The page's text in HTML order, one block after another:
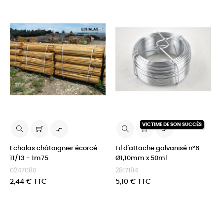

Echalas châtaignier écorcé
11/13 - 1m75
0247080
Prix
2,44 € TTC
VICTIME DE SON SUCCÈS

Fil d'attache galvanisé n°6
Ø1,10mm x 50ml
2817184
Prix
5,10 € TTC